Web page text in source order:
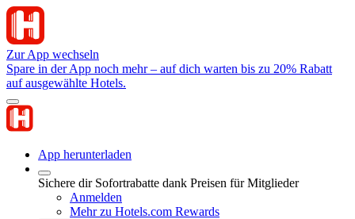
Zur App wechseln
Spare in der App noch mehr – auf dich warten bis zu 20% Rabatt
auf ausgewählte Hotels.
App herunterladen
Sichere dir Sofortrabatte dank Preisen für Mitglieder
Anmelden
Mehr zu Hotels.com Rewards